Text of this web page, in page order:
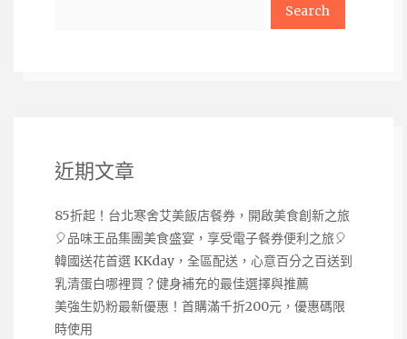
近期文章
85折起！台北寒舍艾美飯店餐券，開啟美食創新之旅
🎈品味王品集團美食盛宴，享受電子餐券便利之旅🎈
韓國送花首選 KKday，全區配送，心意百分之百送到
乳清蛋白哪裡買？健身補充的最佳選擇與推薦
美強生奶粉最新優惠！首購滿千折200元，優惠碼限
時使用